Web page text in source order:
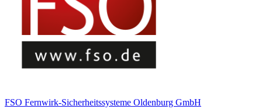
FSO Fernwirk-Sicherheitssysteme Oldenburg GmbH